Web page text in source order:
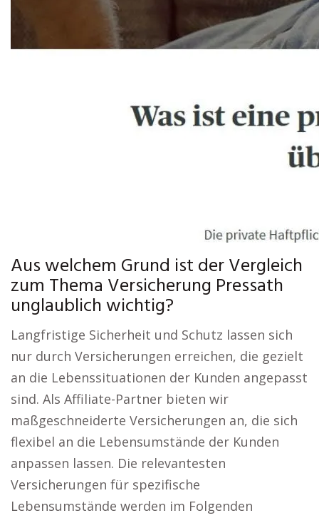
Aus welchem Grund ist der Vergleich
zum Thema Versicherung Pressath
unglaublich wichtig?
Langfristige Sicherheit und Schutz lassen sich
nur durch Versicherungen erreichen, die gezielt
an die Lebenssituationen der Kunden angepasst
sind. Als Affiliate-Partner bieten wir
maßgeschneiderte Versicherungen an, die sich
flexibel an die Lebensumstände der Kunden
anpassen lassen. Die relevantesten
Versicherungen für spezifische
Lebensumstände werden im Folgenden